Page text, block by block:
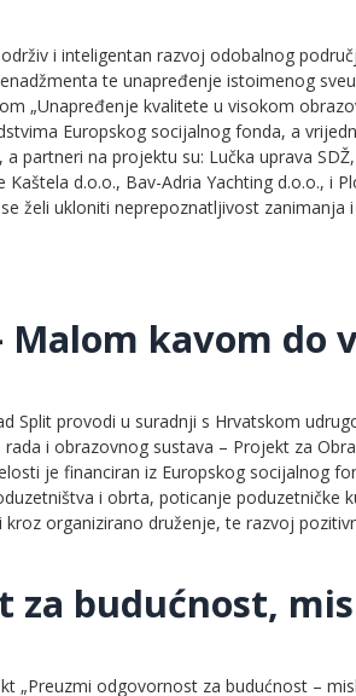
i inteligentan razvoj odobalnog
te unapređenje istoimenog
„Unapređenje kvalitete u visokom
Europskog socijalnog fonda, a
partneri na projektu su: Lučka uprava
d.o.o., Bav-Adria Yachting d.o.o., i
želi ukloniti neprepoznatljivost
Malom kavom do
Split provodi u suradnji s Hrvatskom
i obrazovnog sustava – Projekt za
je financiran iz Europskog socijalnog
i obrta, poticanje poduzetničke
organizirano druženje, te razvoj
za budućnost,
odgovornost za budućnost –